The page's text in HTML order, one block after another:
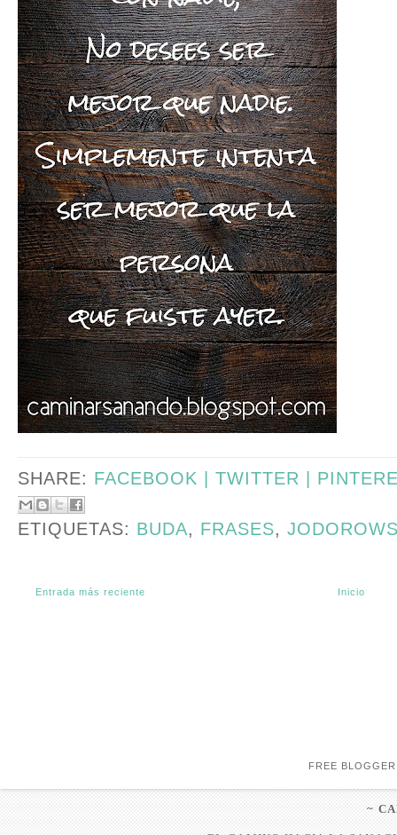
SHARE: FACEBOOK | TWITTER |
ETIQUETAS: BUDA, FRASES,
Entrada más reciente Inicio
FREE
~